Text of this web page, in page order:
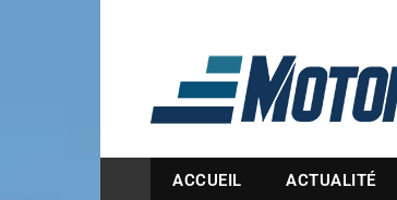
Magazine
ACCUEIL ACTUALITÉ